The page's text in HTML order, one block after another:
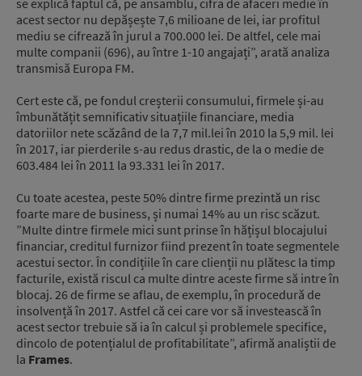
acest sector nu depășește 7,6 milioane de lei, iar profitul
mediu se cifrează în jurul a 700.000 lei. De altfel, cele mai
multe companii (696), au între 1-10 angajați”, arată analiza
transmisă Europa FM.
Cert este că, pe fondul creșterii consumului, firmele și-au
îmbunătățit semnificativ situațiile financiare, media
datoriilor nete scăzând de la 7,7 mil.lei în 2010 la 5,9 mil. lei
în 2017, iar pierderile s-au redus drastic, de la o medie de
603.484 lei în 2011 la 93.331 lei în 2017.
Cu toate acestea, peste 50% dintre firme prezintă un risc
foarte mare de business, și numai 14% au un risc scăzut.
”Multe dintre firmele mici sunt prinse în hățișul blocajului
financiar, creditul furnizor fiind prezent în toate segmentele
acestui sector. În condițiile în care clienții nu plătesc la timp
facturile, există riscul ca multe dintre aceste firme să intre în
blocaj. 26 de firme se aflau, de exemplu, în procedură de
insolvență în 2017. Astfel că cei care vor să investească în
acest sector trebuie să ia în calcul și problemele specifice,
dincolo de potențialul de profitabilitate”, afirmă analiștii de
la Frames.